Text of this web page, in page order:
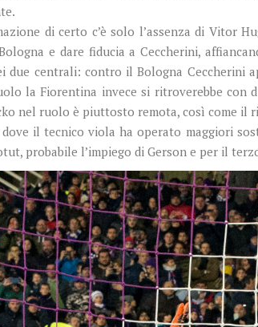
di certo c’è solo l’assenza di Vitor
e dare fiducia a Ceccherini,
due centrali: contro il Bologna Ceccherini
la Fiorentina invece si ritroverebbe
nel ruolo è piuttosto remota, così come il
il tecnico viola ha operato maggiori
probabile l’impiego di Gerson e per il